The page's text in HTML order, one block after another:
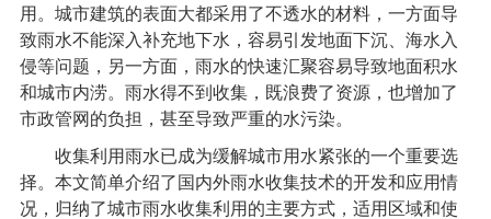
用。城市建筑的表面大都采用了不透水的材料，一方面导
致雨水不能深入补充地下水，容易引发地面下沉、海水入
侵等问题，另一方面，雨水的快速汇聚容易导致地面积水
和城市内涝。雨水得不到收集，既浪费了资源，也增加了
市政管网的负担，甚至导致严重的水污染。
收集利用雨水已成为缓解城市用水紧张的一个重要选
择。本文简单介绍了国内外雨水收集技术的开发和应用情
况，归纳了城市雨水收集利用的主要方式，适用区域和使